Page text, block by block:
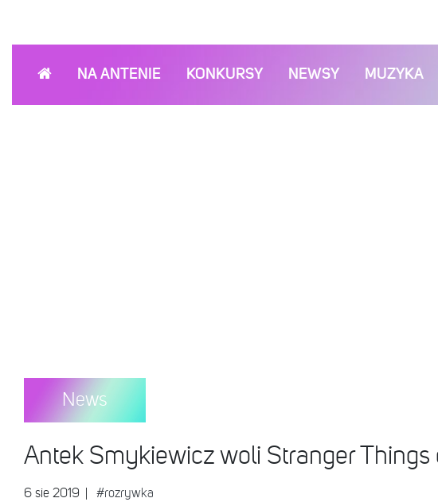
NA ANTENIE KONKURSY NEWSY MUZYKA
News
Antek Smykiewicz woli Stranger Things
6 sie 2019 #rozrywka